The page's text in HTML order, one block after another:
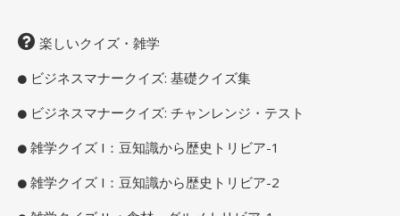
楽しいクイズ・雑学
ビジネスマナークイズ: 基礎クイズ集
ビジネスマナークイズ: チャンレンジ・テスト
雑学クイズ I：豆知識から歴史トリビア-1
雑学クイズ I：豆知識から歴史トリビア-2